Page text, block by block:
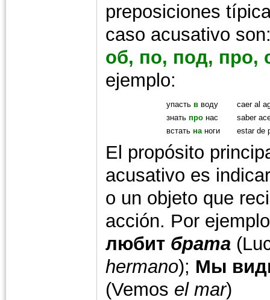
preposiciones
caso acusativo
об, по, под, про,
ejemplo:
упасть вводу
caer al
знать про нас
saber
встать на ноги estar de
El propósito
acusativo es
o un objeto que
acción. Por
любит брата
hermano); Мы
(Vemos el mar)